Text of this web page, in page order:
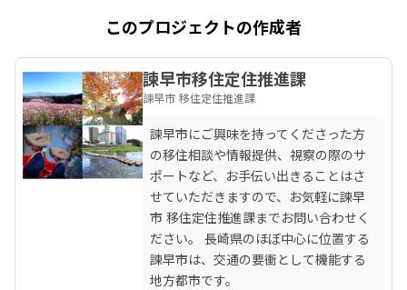
このプロジェクトの作成者
諫早市移住定住推進課
諫早市 移住定住推進課
諫早市にご興味を持ってくださった方
の移住相談や情報提供、視察の際のサ
ポートなど、お手伝い出きることはさ
せていただきますので、お気軽に諫早
市 移住定住推進課までお問い合わせく
ださい。 長崎県のほぼ中心に位置する
諫早市は、交通の要衝として機能する
地方都市です。